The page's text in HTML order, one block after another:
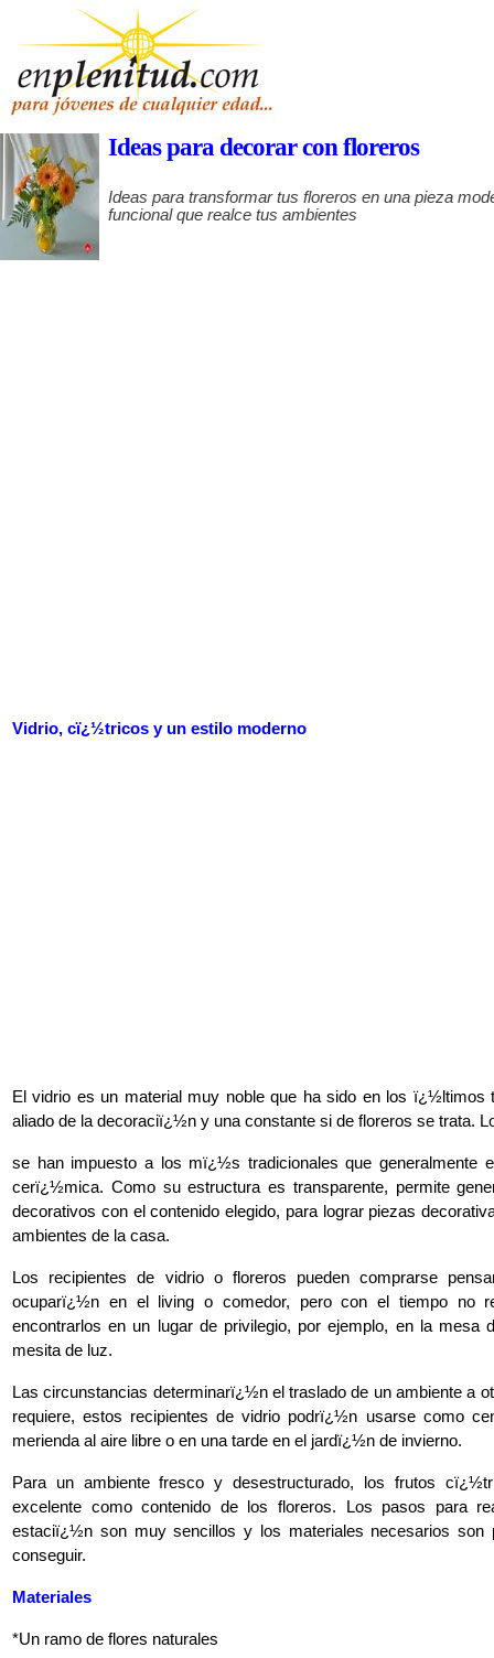
Ideas para decorar con floreros
Ideas para transformar tus floreros en una pieza
funcional que realce tus ambientes
Vidrio, cï¿½tricos y un estilo moderno
El vidrio es un material muy noble que ha sido en los ï¿½ltimos
aliado de la decoraciï¿½n y una constante si de floreros se trata.
se han impuesto a los mï¿½s tradicionales que generalmente
cerï¿½mica. Como su estructura es transparente, permite
decorativos con el contenido elegido, para lograr piezas
ambientes de la casa.
Los recipientes de vidrio o floreros pueden comprarse
ocuparï¿½n en el living o comedor, pero con el tiempo no
encontrarlos en un lugar de privilegio, por ejemplo, en la mesa
mesita de luz.
Las circunstancias determinarï¿½n el traslado de un ambiente a
requiere, estos recipientes de vidrio podrï¿½n usarse como
merienda al aire libre o en una tarde en el jardï¿½n de invierno.
Para un ambiente fresco y desestructurado, los frutos
excelente como contenido de los floreros. Los pasos para
estaciï¿½n son muy sencillos y los materiales necesarios
conseguir.
Materiales
*Un ramo de flores naturales